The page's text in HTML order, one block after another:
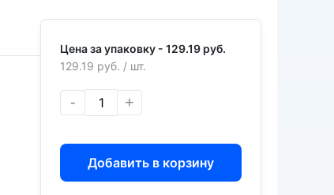
Цена за упаковку - 129.19 руб.
129.19 руб. / шт.
- +
Добавить в корзину